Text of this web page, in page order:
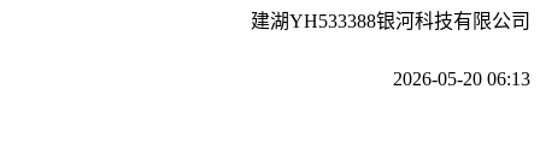
建湖YH533388银河科技有限公司
2026-05-20 06:13